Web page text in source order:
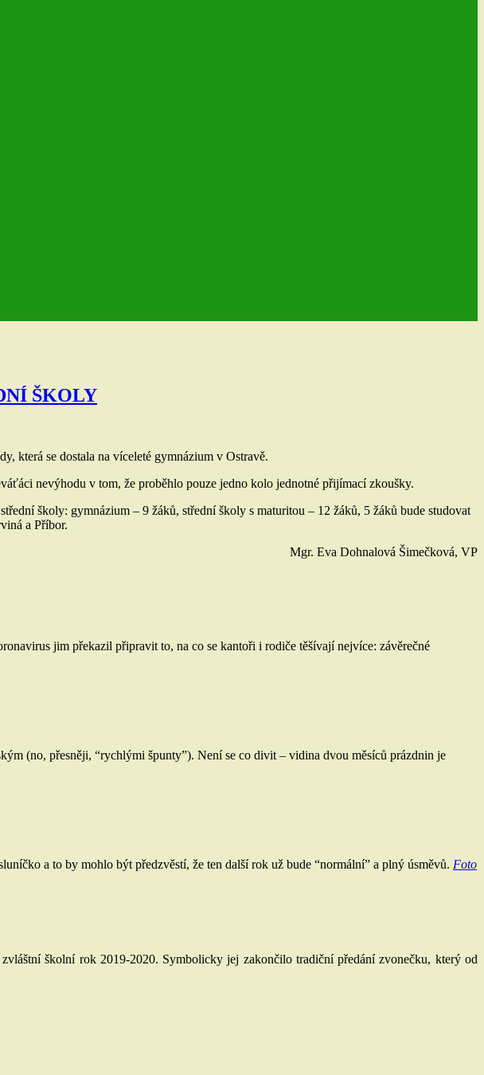
ŠKOLY
která se dostala na víceleté gymnázium v Ostravě.
nevýhodu v tom, že proběhlo pouze jedno kolo jednotné přijímací zkoušky.
školy: gymnázium – 9 žáků, střední školy s maturitou – 12 žáků, 5 žáků bude studovat
a Příbor.
Mgr. Eva Dohnalová Šimečková, VP
jim překazil připravit to, na co se kantoři i rodiče těšívají nejvíce: závěrečné
(no, přesněji, “rychlými špunty”). Není se co divit – vidina dvou měsíců prázdnin je
a to by mohlo být předzvěstí, že ten další rok už bude “normální” a plný úsměvů. Foto
školní rok 2019-2020. Symbolicky jej zakončilo tradiční předání zvonečku, který od